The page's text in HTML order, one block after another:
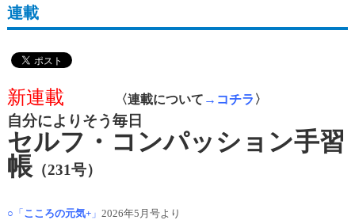
連載
新連載 〈連載について →コチラ 〉
自分によりそう毎日
セルフ・コンパッション手習
帳（231号）
○「 こころの元気+」 2026年5月号より